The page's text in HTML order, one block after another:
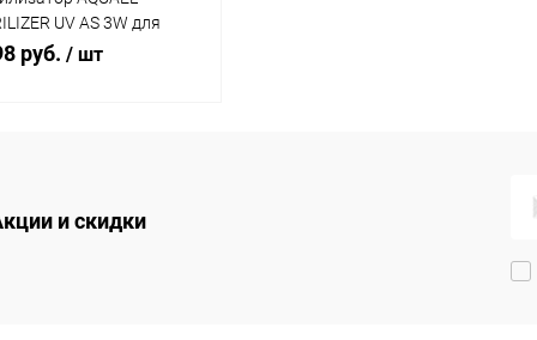
UV AS 3W для
и прочих фильтров с
руб. / шт
в 1
Сравнение
и скидки